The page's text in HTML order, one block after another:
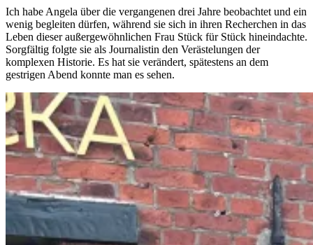
Ich habe Angela über die vergangenen drei Jahre beobachtet und ein
wenig begleiten dürfen, während sie sich in ihren Recherchen in das
Leben dieser außergewöhnlichen Frau Stück für Stück hineindachte.
Sorgfältig folgte sie als Journalistin den Verästelungen der
komplexen Historie. Es hat sie verändert, spätestens an dem
gestrigen Abend konnte man es sehen.